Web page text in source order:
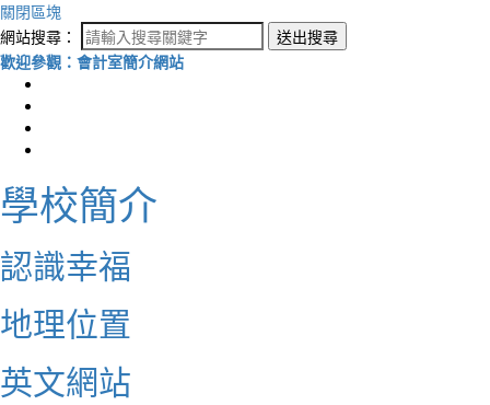
關閉區塊
網站搜尋：
送出搜尋
歡迎參觀：會計室簡介網站
學校簡介
認識幸福
地理位置
英文網站